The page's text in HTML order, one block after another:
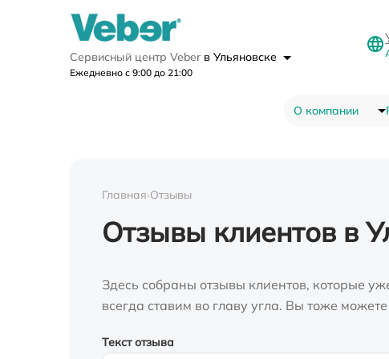
Сервисный центр Veber в Ульяновске
Ежедневно с 9:00 до 21:00
О компании
Главная›Отзывы
Отзывы клиентов в
Здесь собраны отзывы клиентов, которые
всегда ставим во главу угла. Вы тоже
Текст отзыва